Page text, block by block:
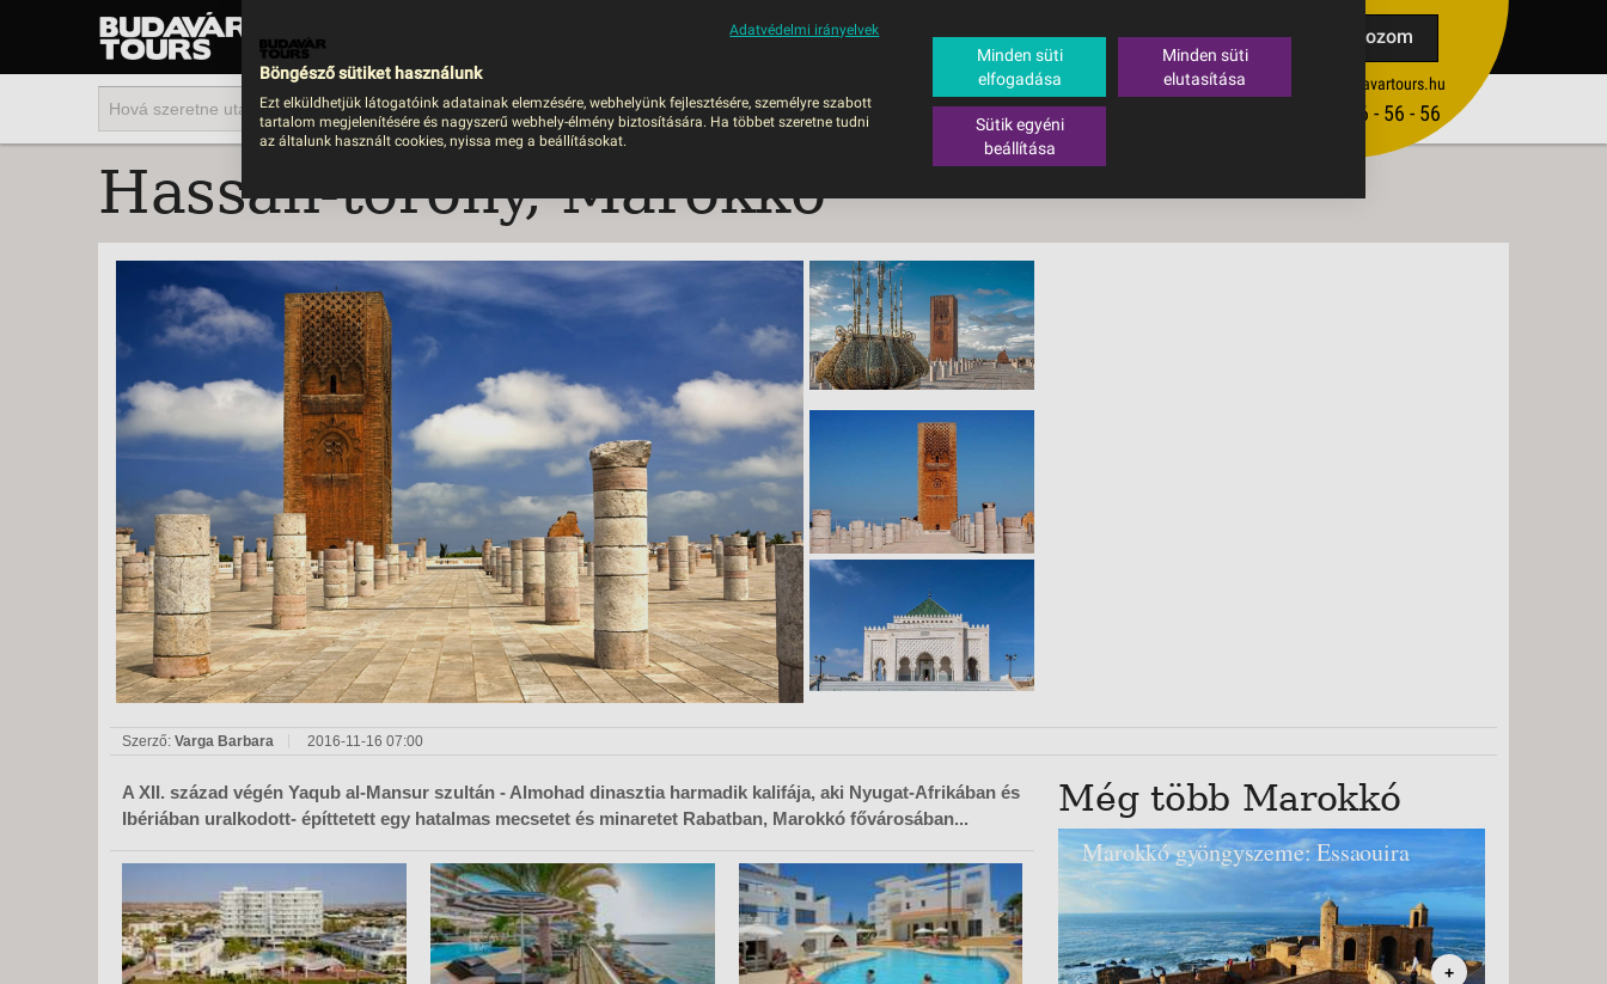
Feliratkozom
ertekesites@budavartours.hu
(+36­ 1) 3 - 56 - 56 - 56
UTAZÁS
2026
BUSZOS UTAZÁSOK
ÜDÜLÉSEK
CSALÁDI ÜDÜLÉS
INDULÁSSAL
AKTÍV KIKAPCSOLÓDÁS
EGZOTIKUS UTAK
VÁROSLÁTOGATÁS
KÖZVETLEN
TENGERPARTI
SZÁLLÁSOK
SZÁLLODÁK
CSÚSZDÁVAL
BUDAVÁR TOURS
BUSZOS UTAZÁSOK RÖVID NYARALÁSOK SÚGÓ
TIPPEK
HAJÓUTAK
UTAZÁS
Hassan-torony, Marokkó
Szerző: Varga Barbara 2016-11-16 07:00
A XII. század végén Yaqub al-Mansur szultán - Almohad dinasztia harmadik kalifája, aki Nyugat-Afrikában és
Ibériában uralkodott- építtetett egy hatalmas mecsetet és minaretet Rabatban, Marokkó fővárosában...
Még több Marokkó
Marokkó gyöngyszeme: Essaouira
+
Adatvédelmi irányelvek
Böngésző sütiket használunk
Ezt elküldhetjük látogatóink adatainak elemzésére, webhelyünk fejlesztésére, személyre szabott
tartalom megjelenítésére és nagyszerű webhely-élmény biztosítására. Ha többet szeretne tudni
az általunk használt cookies, nyissa meg a beállításokat.
Minden süti
elfogadása
Minden süti
elutasítása
Sütik egyéni
beállítása